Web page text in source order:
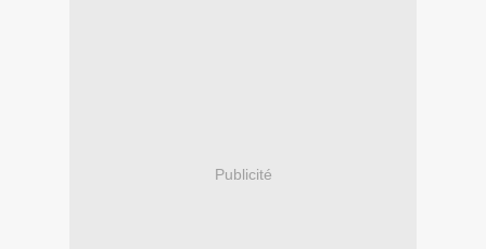
Publicité